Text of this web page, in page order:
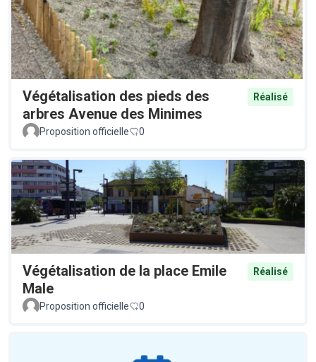
Végétalisation des pieds des
arbres Avenue des Minimes
Réalisé
Proposition officielle 0
Végétalisation de la place Emile
Male
Réalisé
Proposition officielle 0